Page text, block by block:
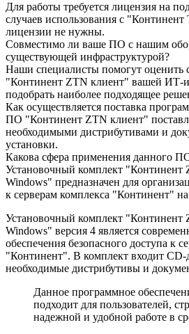
Для работы требуется лицензия на
случаев использования с "Континент
лицензии не нужны.
Совместимо ли ваше ПО с нашим
существующей инфраструктурой?
Наши специалисты помогут оценить
"Континент ZTN клиент" вашей ИТ-
подобрать наиболее подходящее
Как осуществляется поставка
ПО "Континент ZTN клиент"
необходимыми дистрибутивами и
установки.
Какова сфера применения данного
Установочный комплект "Континент
Windows" предназначен для
к серверам комплекса "Континент"
Установочный комплект "Континент
Windows" версия 4 является
обеспечения безопасного доступа к
"Континент". В комплект входит
необходимые дистрибутивы и
Данное программное
подходит для пользователей,
надежной и удобной работе в